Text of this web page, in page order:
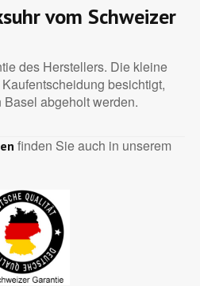
vom Schweizer
des Herstellers. Die kleine
besichtigt,
abgeholt werden.
finden Sie auch in unserem